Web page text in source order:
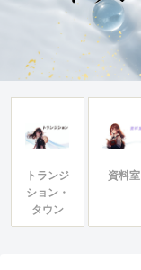
トランジ
ション・
タウン
資料室